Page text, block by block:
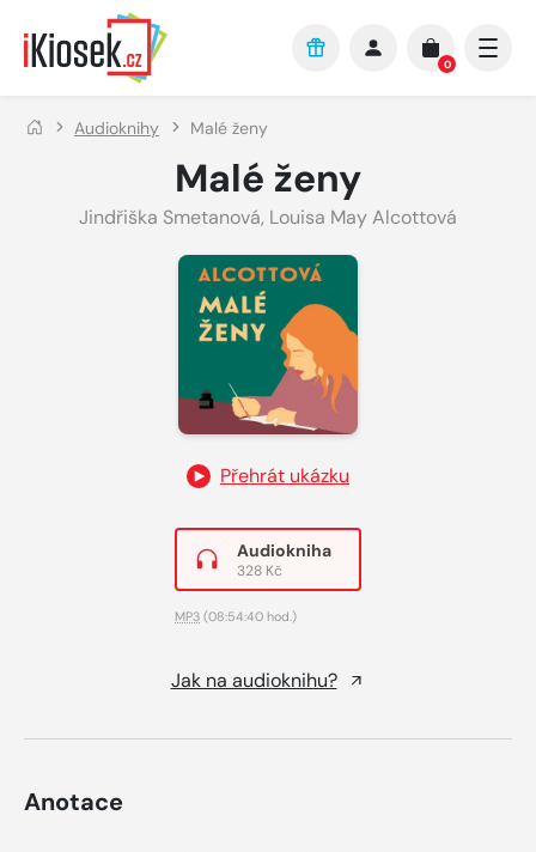
Přejít na hlavní obsah
0
Audioknihy Malé ženy
Malé ženy
Jindřiška Smetanová, Louisa May Alcottová
Přehrát ukázku
Audiokniha
328 Kč
MP3 (08:54:40 hod.)
Jak na audioknihu?
Anotace